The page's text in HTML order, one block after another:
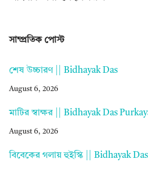
সাম্প্রতিক পোস্ট
শেষ উচ্চারণ || Bidhayak Das
August 6, 2026
মাটির স্বাক্ষর || Bidhayak Das
August 6, 2026
বিবেকের গলায় হুইস্কি || Bidhayak